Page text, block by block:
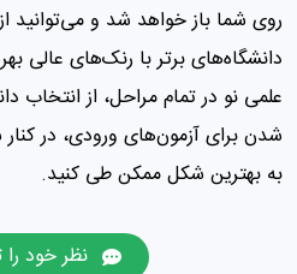
روی شما باز خواهد شد و
دانشگاه‌های برتر با رنک‌های عالی
علمی نو در تمام مراحل، از انتخاب
شدن برای آزمون‌های ورودی، در
به بهترین شکل ممکن طی کنید.
نظر خود